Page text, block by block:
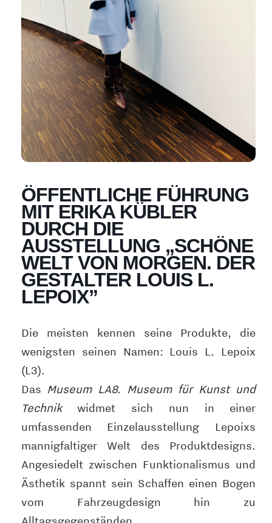
ÖFFENTLICHE FÜHRUNG
MIT ERIKA KÜBLER
DURCH DIE
AUSSTELLUNG „SCHÖNE
WELT VON MORGEN. DER
GESTALTER LOUIS L.
LEPOIX”
Die meisten kennen seine Produkte, die
wenigsten seinen Namen: Louis L. Lepoix
(L3).
Das Museum LA8. Museum für Kunst und
Technikwidmet sich nun in einer
umfassenden Einzelausstellung Lepoixs
mannigfaltiger Welt des Produktdesigns.
Angesiedelt zwischen Funktionalismus und
Ästhetik spannt sein Schaffen einen Bogen
vom Fahrzeugdesign hin zu